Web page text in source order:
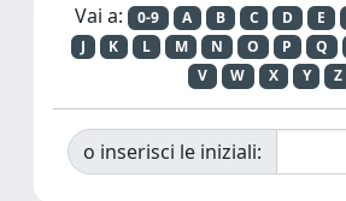
Vai a: 0-9 A B C D E
J
K L M N O P Q
V
W X Y Z
o inserisci le iniziali: